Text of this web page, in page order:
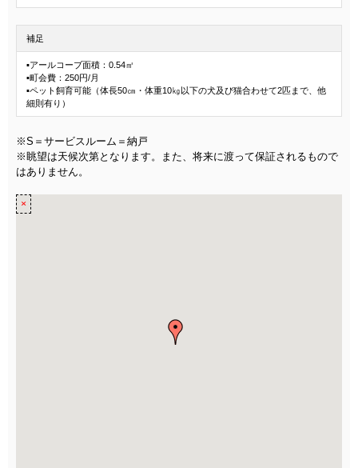
補足
▪アールコーブ面積：0.54㎡
▪町会費：250円/月
▪ペット飼育可能（体長50㎝・体重10㎏以下の犬及び猫合わせて2匹まで、他
細則有り）
※S＝サービスルーム＝納戸
※眺望は天候次第となります。また、将来に渡って保証されるもので
はありません。